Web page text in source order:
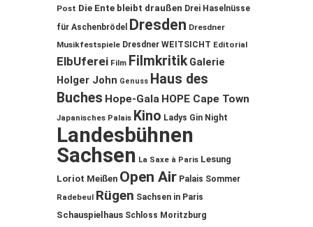
Post Die Ente bleibt draußen Drei Haselnüsse
für Aschenbrödel
Dresden Dresdner
Musikfestspiele Dresdner WEITSICHT Editorial
ElbUferei Film Filmkritik Galerie
Holger John Genuss Haus des
Buches Hope-Gala HOPE Cape Town
Japanisches Palais Kino Ladys Gin Night
Landesbühnen
Sachsen La Saxe à Paris Lesung
Loriot Meißen Open Air Palais Sommer
Radebeul Rügen Sachsen in Paris
Schauspielhaus Schloss Moritzburg